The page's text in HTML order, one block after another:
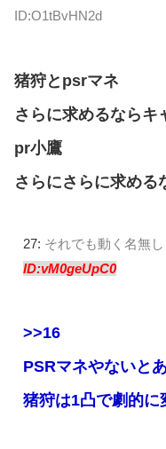
ID:O1tBvHN2d
猪狩とpsrマネ
さらに求めるなら
pr小鷹
さらにさらに求める
27: それでも動く名無し
ID:vM0geUpC0
>>16
PSRマネやないと
猪狩は1凸で劇的に